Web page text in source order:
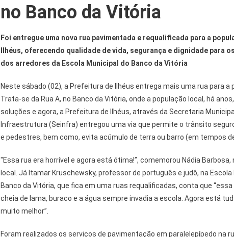
no Banco da Vitória
Foi entregue uma nova rua pavimentada e requalificada para a
Ilhéus, oferecendo qualidade de vida, segurança e dignidade para
dos arredores da Escola Municipal do Banco da Vitória
Neste sábado (02), a Prefeitura de Ilhéus entrega mais uma rua para a
Trata-se da Rua A, no Banco da Vitória, onde a população local, há
soluções e agora, a Prefeitura de Ilhéus, através da Secretaria
Infraestrutura (Seinfra) entregou uma via que permite o trânsito
e pedestres, bem como, evita acúmulo de terra ou barro (em tempos
"Essa rua era horrível e agora está ótima!”, comemorou Nádia Barbosa,
local. Já Itamar Kruschewsky, professor de português e judô, na Escola
Banco da Vitória, que fica em uma ruas requalificadas, conta que “essa
cheia de lama, buraco e a água sempre invadia a escola. Agora está
muito melhor”.
Foram realizados os serviços de pavimentação em paralelepípedo na